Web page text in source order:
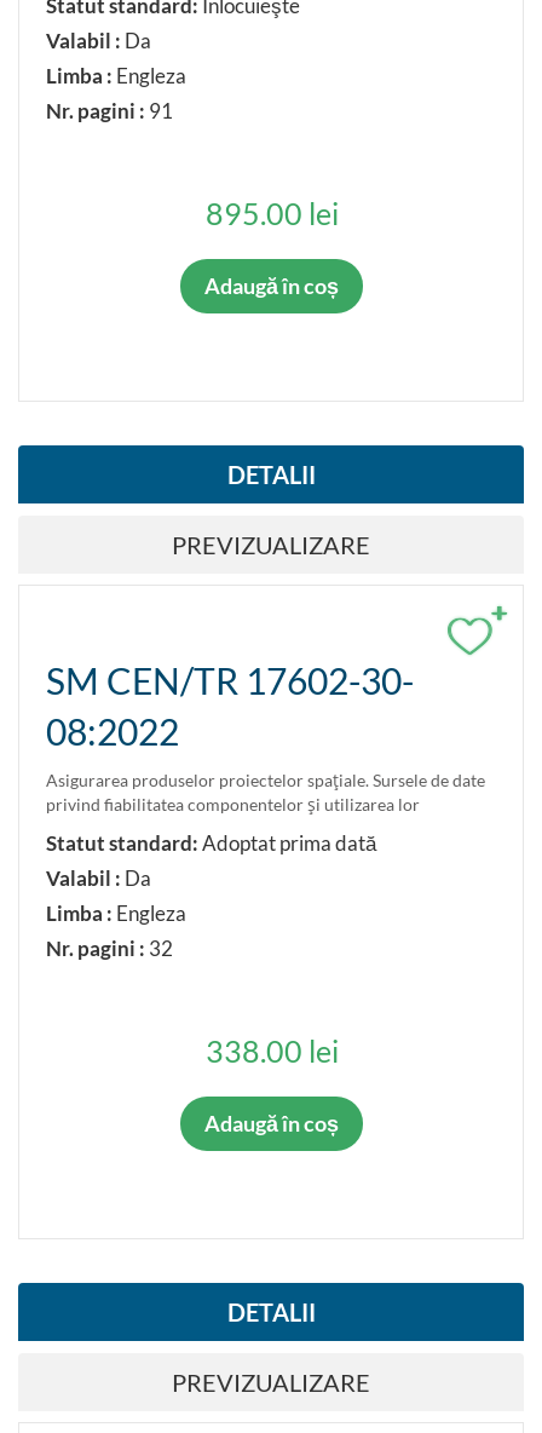
Statut standard: Inlocuieşte
Valabil : Da
Limba : Engleza
Nr. pagini : 91
895.00 lei
Adaugă în coș
DETALII
PREVIZUALIZARE
+
SM CEN/TR 17602-30-
08:2022
Asigurarea produselor proiectelor spaţiale. Sursele de date
privind fiabilitatea componentelor şi utilizarea lor
Statut standard:Adoptat prima dată
Valabil : Da
Limba : Engleza
Nr. pagini : 32
338.00 lei
Adaugă în coș
DETALII
PREVIZUALIZARE